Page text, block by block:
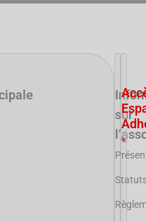
sur